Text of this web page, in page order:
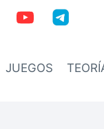
JUEGOS